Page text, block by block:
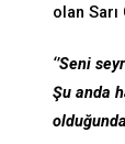
olan Sarı
‘’Seni
Şu anda